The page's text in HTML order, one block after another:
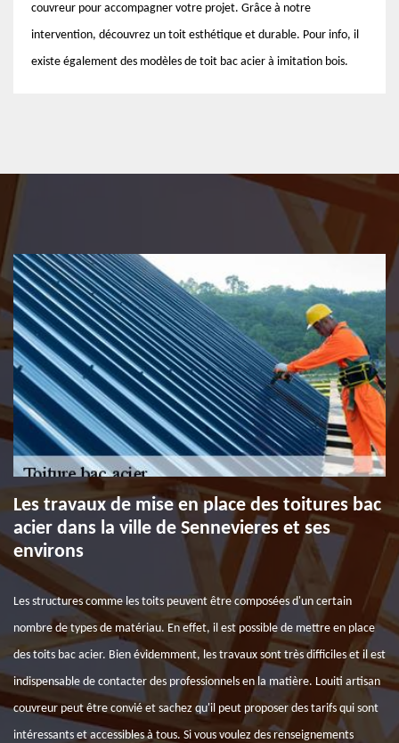
couvreur pour accompagner votre projet. Grâce à notre
intervention, découvrez un toit esthétique et durable. Pour info, il
existe également des modèles de toit bac acier à imitation bois.
Les travaux de mise en place des toitures bac
acier dans la ville de Sennevieres et ses
environs
Les structures comme les toits peuvent être composées d'un certain
nombre de types de matériau. En effet, il est possible de mettre en place
des toits bac acier. Bien évidemment, les travaux sont très difficiles et il est
indispensable de contacter des professionnels en la matière. Louiti artisan
couvreur peut être convié et sachez qu'il peut proposer des tarifs qui sont
intéressants et accessibles à tous. Si vous voulez des renseignements